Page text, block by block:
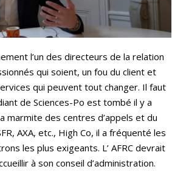
l’un des directeurs de la relation
qui soient, un fou du client et
qui peuvent tout changer. Il faut
de Sciences-Po est tombé il y a
marmite des centres d’appels et du
AXA, etc., High Co, il a fréquenté les
les plus exigeants. L’ AFRC devrait
à son conseil d’administration.